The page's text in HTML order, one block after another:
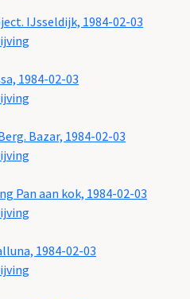
IJsseldijk, 1984-02-03
1984-02-03
Bazar, 1984-02-03
Pan aan kok, 1984-02-03
1984-02-03